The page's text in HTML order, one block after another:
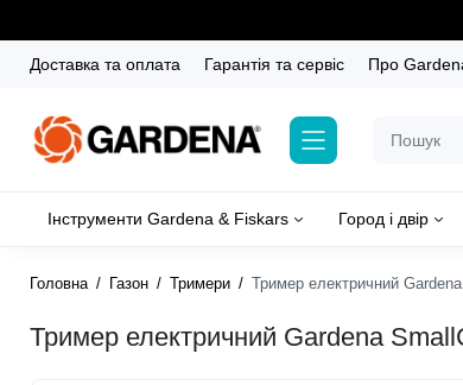
Доставка та оплата Гарантія та сервіс Про
Інструменти Gardena & Fiskars Город і двір
Головна Газон Тримери Тример електричний
Тример електричний Gardena